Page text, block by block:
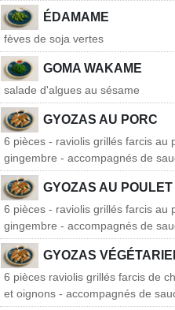
ÉDAMAME
fèves de soja vertes
GOMA WAKAME
salade d'algues au sésame
GYOZAS AU PORC
6 pièces - raviolis grillés farcis au
gingembre - accompagnés de
GYOZAS AU POULET
6 pièces - raviolis grillés farcis au
gingembre - accompagnés de
GYOZAS
6 pièces raviolis grillés farcis de
et oignons - accompagnés de